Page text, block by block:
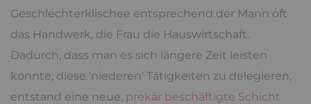
Geschlechterklischee entsprechend der Mann oft
das Handwerk, die Frau die Hauswirtschaft.
Dadurch, dass man es sich längere Zeit leisten
konnte, diese ’niederen‘ Tätigkeiten zu delegieren,
entstand eine neue, prekär beschäftigte Schicht